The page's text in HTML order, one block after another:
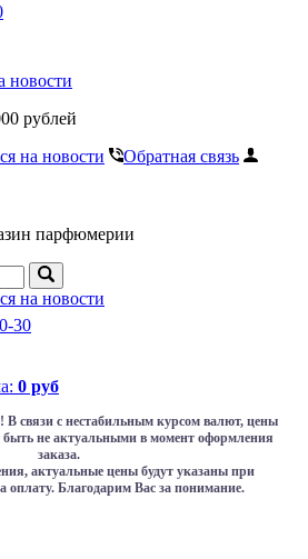
новости
рублей
на новости
Обратная связь
парфюмерии
на новости
30
0 руб
В связи с нестабильным курсом валют, цены
быть не актуальными в момент оформления
заказа.
актуальные цены будут указаны при
оплату. Благодарим Вас за понимание.